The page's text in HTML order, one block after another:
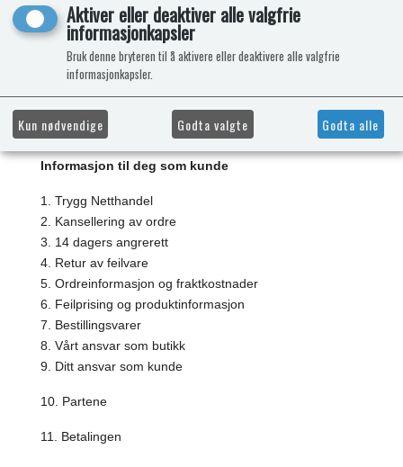
ikke returneres.
Reklamasjon må skje innen 8 dager etter mottak av
pakke. Vi ber deg sjekke mottatt produkt omgående
etter mottak.
Informasjon til deg som kunde
1. Trygg Netthandel
2. Kansellering av ordre
3. 14 dagers angrerett
4. Retur av feilvare
5. Ordreinformasjon og fraktkostnader
6. Feilprising og produktinformasjon
7. Bestillingsvarer
8. Vårt ansvar som butikk
9. Ditt ansvar som kunde
10. Partene
11. Betalingen
Aktiver eller deaktiver alle valgfrie
informasjonkapsler
Bruk denne bryteren til å aktivere eller deaktivere alle valgfrie
informasjonkapsler.
Kun nødvendige Godta valgte Godta alle